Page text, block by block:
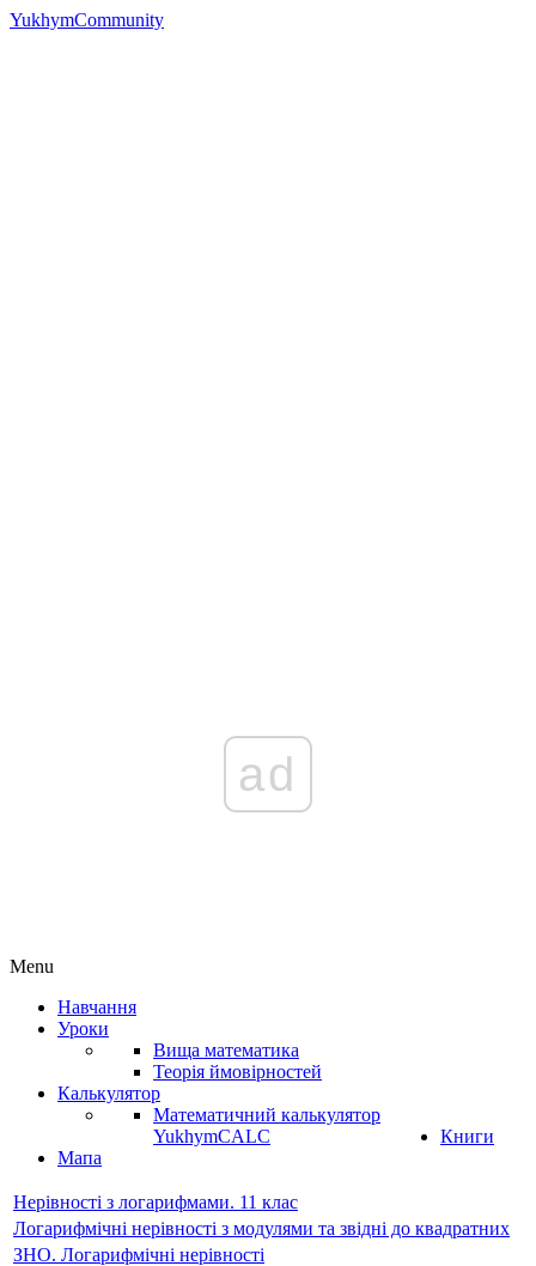
YukhymCommunity
ad
Menu
Навчання
Уроки
Вища математика
Теорія ймовірностей
Калькулятор
Математичний калькулятор
YukhymCALC
Книги
Мапа
Нерівності з логарифмами. 11 клас
Логарифмічні нерівності з модулями та звідні до квадратних
ЗНО. Логарифмічні нерівності